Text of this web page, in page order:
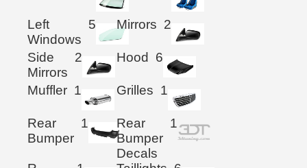
Left
Windows
5 Mirrors 2
Side
Mirrors
2 Hood 6
Muffler 1 Grilles 1
Rear
Bumper
1
Rear
Bumper
Decals
1